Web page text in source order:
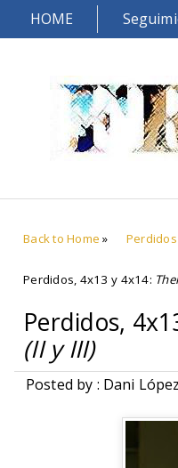
HOME
Back to Home »
Perdidos, 4x13 y 4x14:
Perdidos,
(II y III)
Posted by : Dani López